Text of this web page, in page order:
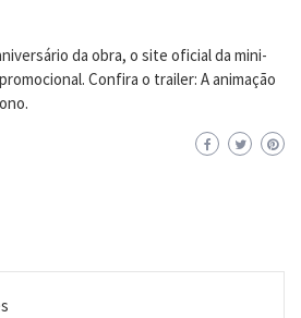
da obra, o site oficial da mini-
Confira o trailer: A animação